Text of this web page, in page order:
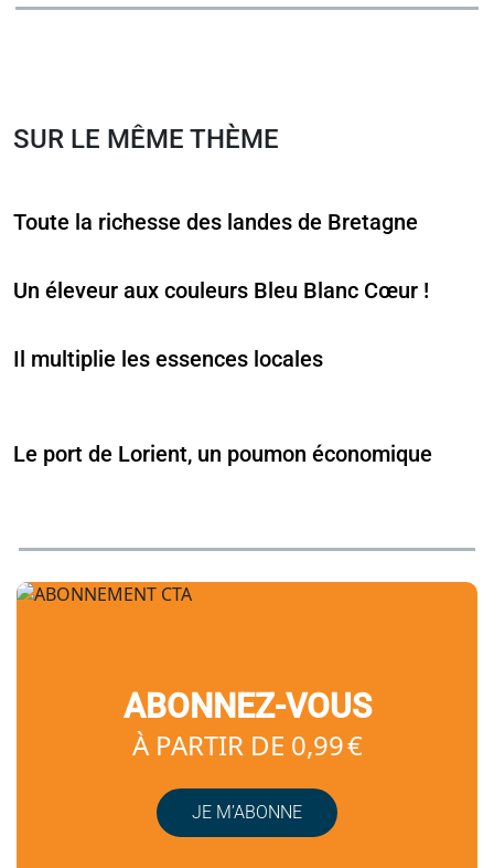
SUR LE MÊME THÈME
Toute la richesse des landes de Bretagne
Un éleveur aux couleurs Bleu Blanc Cœur !
Il multiplie les essences locales
Le port de Lorient, un poumon économique
ABONNEZ-VOUS
À PARTIR DE 0,99 €
JE M’ABONNE